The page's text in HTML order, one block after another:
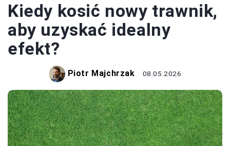
Kiedy kosić nowy trawnik,
aby uzyskać idealny
efekt?
Piotr Majchrzak 08.05.2026